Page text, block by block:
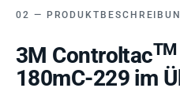
3M ControltacTM
180mC-229 im